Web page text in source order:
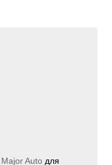
Major Auto для